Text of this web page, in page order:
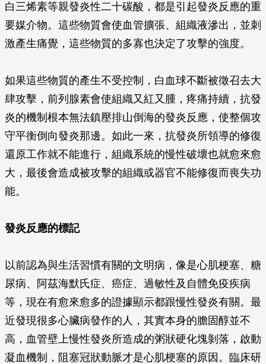
白三烯素等親發炎性二十碳酸，都是引起發炎反應的重
要媒介物。這些物質會使血管擴張、組織液滲出，並刺
激產生痛覺，這些物質的多寡也決定了攻擊的強度。
如果這些物質的產生不受控制，白血球不斷被徵召去大
肆攻擊，前列腺素會使組織又紅又腫，疼痛持續，抗發
炎的機制根本無法鎮壓排山倒海的發炎反應，使整個攻
守平衡倒向發炎那邊。如此一來，抗發炎所領導的修復
還原工作就不能進行，組織系統的慢性破壞也就愈來愈
大，最後會造成被攻擊的組織或器官不能修復而喪失功
能。
發炎反應的標記
以前認為與生活習慣有關的文明病，像是心肌梗塞、糖
尿病、阿茲海默氏症、癌症、過敏性及自體免疫疾病
等，現在有愈來愈多的證據顯示都跟慢性發炎有關。最
近發現很多心臟病發作的人，其實本身的膽固醇並不
高，血管壁上慢性發炎所造成的粥狀硬化塊剝落，啟動
凝血機制，阻塞冠狀動脈才是心肌梗塞的原因。臨床研